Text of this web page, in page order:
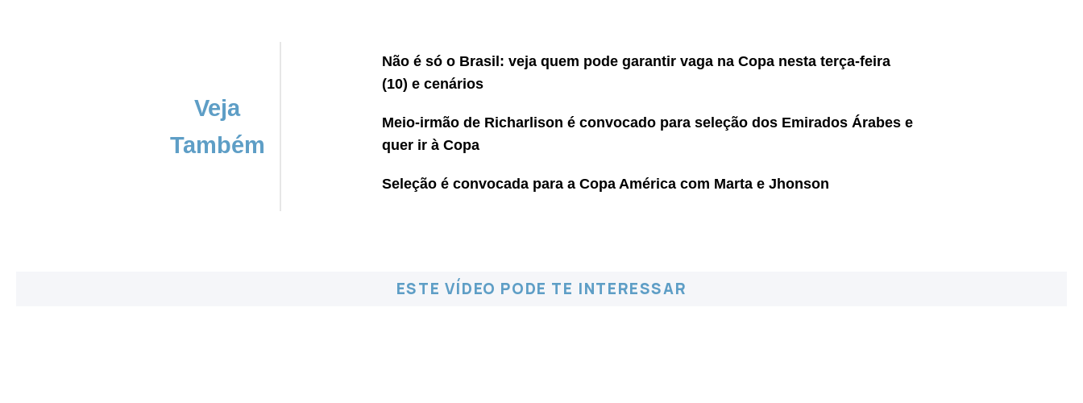
Veja
Também
Não é só o Brasil: veja quem pode garantir vaga na Copa nesta terça-feira
(10) e cenários
Meio-irmão de Richarlison é convocado para seleção dos Emirados Árabes e
quer ir à Copa
Seleção é convocada para a Copa América com Marta e Jhonson
ESTE VÍDEO PODE TE INTERESSAR